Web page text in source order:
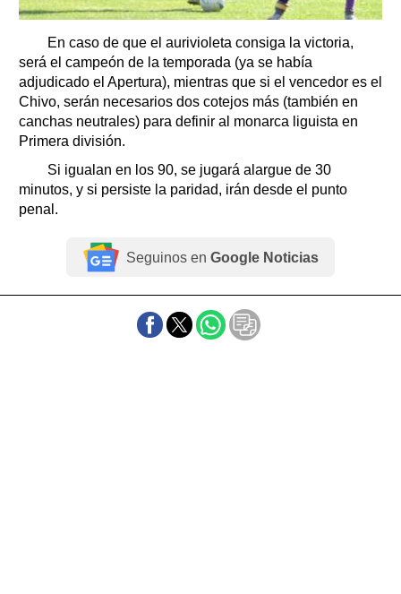
En caso de que el aurivioleta consiga la victoria,
será el campeón de la temporada (ya se había
adjudicado el Apertura), mientras que si el vencedor es el
Chivo, serán necesarios dos cotejos más (también en
canchas neutrales) para definir al monarca liguista en
Primera división.
Si igualan en los 90, se jugará alargue de 30
minutos, y si persiste la paridad, irán desde el punto
penal.
Seguinos en Google Noticias